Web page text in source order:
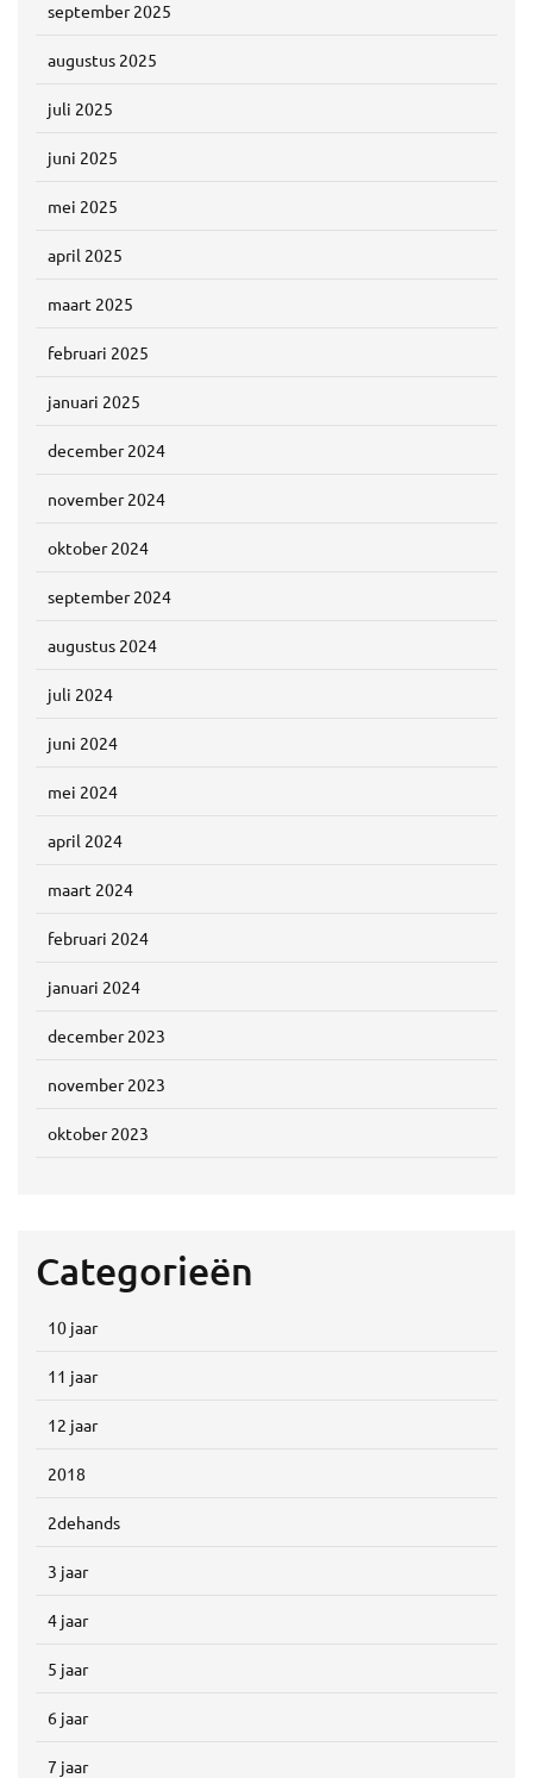
september 2025
augustus 2025
juli 2025
juni 2025
mei 2025
april 2025
maart 2025
februari 2025
januari 2025
december 2024
november 2024
oktober 2024
september 2024
augustus 2024
juli 2024
juni 2024
mei 2024
april 2024
maart 2024
februari 2024
januari 2024
december 2023
november 2023
oktober 2023
Categorieën
10 jaar
11 jaar
12 jaar
2018
2dehands
3 jaar
4 jaar
5 jaar
6 jaar
7 jaar